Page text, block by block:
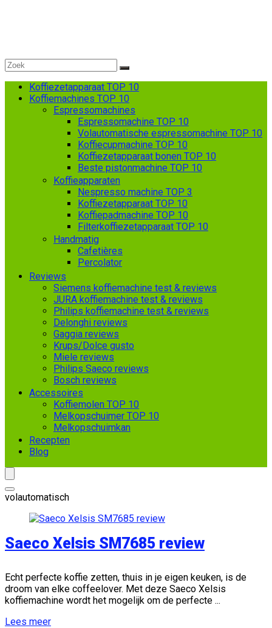
Koffiezetapparaat TOP 10
Koffiemachines TOP 10
Espressomachines
Espressomachine TOP 10
Volautomatische espressomachine TOP 10
Koffiecupmachine TOP 10
Koffiezetapparaat bonen TOP 10
Beste pistonmachine TOP 10
Koffieapparaten
Nespresso machine TOP 3
Koffiezetapparaat TOP 10
Koffiepadmachine TOP 10
Filterkoffiezetapparaat TOP 10
Handmatig
Cafetières
Percolator
Reviews
Siemens koffiemachine test & reviews
JURA koffiemachine test & reviews
Philips koffiemachine test & reviews
Delonghi reviews
Gaggia reviews
Krups/Dolce gusto
Miele reviews
Philips Saeco reviews
Bosch reviews
Accessoires
Koffiemolen TOP 10
Melkopschuimer TOP 10
Melkopschuimkan
Recepten
Blog
volautomatisch
Saeco Xelsis SM7685 review
Echt perfecte koffie zetten, thuis in je eigen keuken, is de
droom van elke coffeelover. Met deze Saeco Xelsis
koffiemachine wordt het mogelijk om de perfecte ...
Lees meer